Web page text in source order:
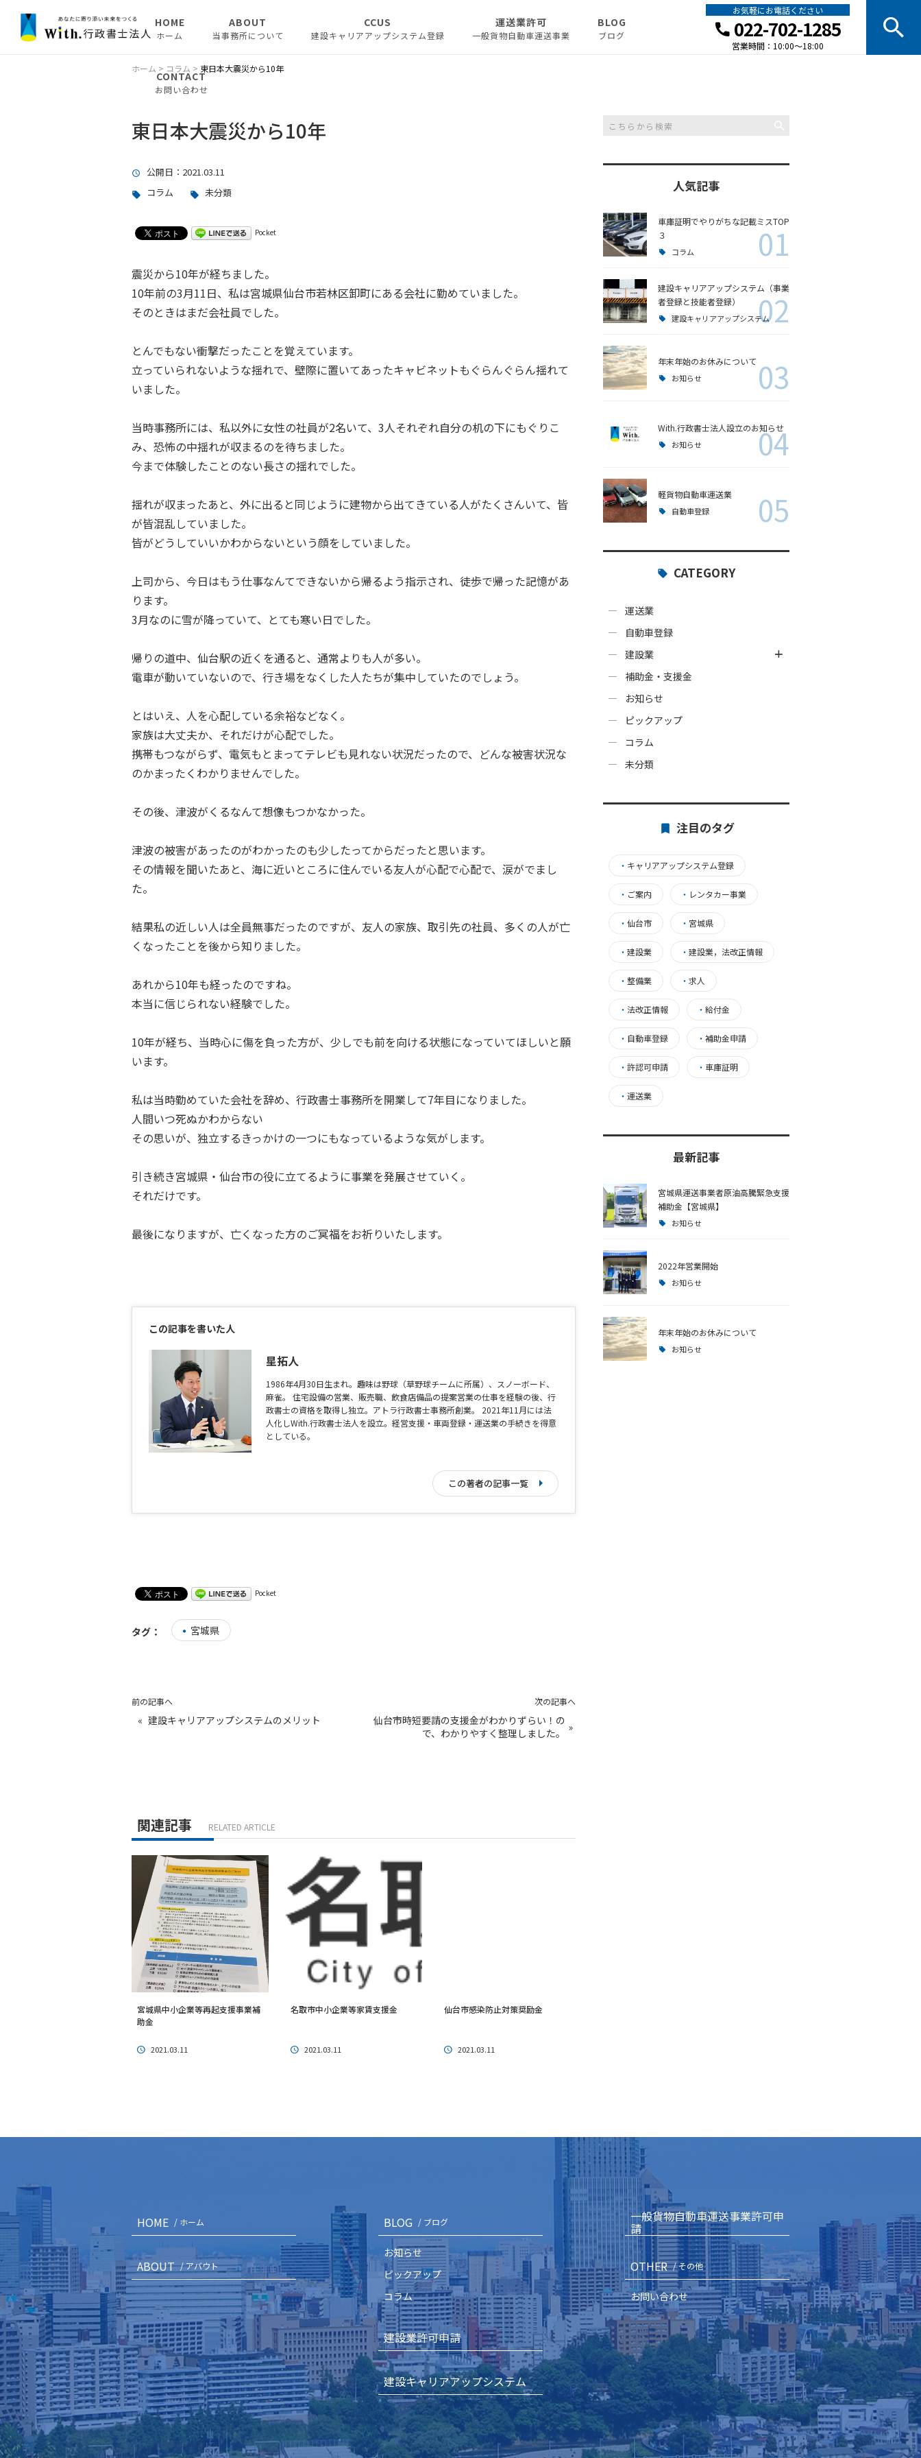
HOME
ホーム
ABOUT
当事務所について
CCUS
建設キャリアアップシステム登録
運送業許可
一般貨物自動車運送事業
BLOG
ブログ
CONTACT
お問い合わせ
お気軽にお電話ください
022-702-1285
営業時間：10:00～18:00
ホーム > コラム > 東日本大震災から10年
東日本大震災から10年
公開日 ：2021.03.11
コラム
未分類
Pocket
震災から10年が経ちました。
10年前の3月11日、私は宮城県仙台市若林区卸町にある会社に勤めていました。
そのときはまだ会社員でした。
とんでもない衝撃だったことを覚えています。
立っていられないような揺れで、壁際に置いてあったキャビネットもぐらんぐらん揺れて
いました。
当時事務所には、私以外に女性の社員が2名いて、3人それぞれ自分の机の下にもぐりこ
み、恐怖の中揺れが収まるのを待ちました。
今まで体験したことのない長さの揺れでした。
揺れが収まったあと、外に出ると同じように建物から出てきている人がたくさんいて、皆
が皆混乱していました。
皆がどうしていいかわからないという顔をしていました。
上司から、今日はもう仕事なんてできないから帰るよう指示され、徒歩で帰った記憶があ
ります。
3月なのに雪が降っていて、とても寒い日でした。
帰りの道中、仙台駅の近くを通ると、通常よりも人が多い。
電車が動いていないので、行き場をなくした人たちが集中していたのでしょう。
とはいえ、人を心配している余裕などなく。
家族は大丈夫か、それだけが心配でした。
携帯もつながらず、電気もとまってテレビも見れない状況だったので、どんな被害状況な
のかまったくわかりませんでした。
その後、津波がくるなんて想像もつかなかった。
津波の被害があったのがわかったのも少したってからだったと思います。
その情報を聞いたあと、海に近いところに住んでいる友人が心配で心配で、涙がでまし
た。
結果私の近しい人は全員無事だったのですが、友人の家族、取引先の社員、多くの人が亡
くなったことを後から知りました。
あれから10年も経ったのですね。
本当に信じられない経験でした。
10年が経ち、当時心に傷を負った方が、少しでも前を向ける状態になっていてほしいと願
います。
私は当時勤めていた会社を辞め、行政書士事務所を開業して7年目になりました。
人間いつ死ぬかわからない
その思いが、独立するきっかけの一つにもなっているような気がします。
引き続き宮城県・仙台市の役に立てるように事業を発展させていく。
それだけです。
最後になりますが、亡くなった方のご冥福をお祈りいたします。
この記事を書いた人
星拓人
1986年4月30日生まれ。趣味は野球（草野球チームに所属）、スノーボード、
麻雀。 住宅設備の営業、販売職、飲食店備品の提案営業の仕事を経験の後、行
政書士の資格を取得し独立。アトラ行政書士事務所創業。 2021年11月には法
人化しWith.行政書士法人を設立。経営支援・車両登録・運送業の手続きを得意
としている。
この著者の記事一覧
Pocket
タグ： 宮城県
前の記事へ
« 建設キャリアアップシステムのメリット
次の記事へ
仙台市時短要請の支援金がわかりずらい！の
で、わかりやすく整理しました。
»
関連記事 RELATED ARTICLE
宮城県中小企業等再起支援事業補
助金
2021.03.11
名取市中小企業等家賃支援金
2021.03.11
仙台市感染防止対策奨励金
2021.03.11
人気記事
車庫証明でやりがちな記載ミスTOP
３
コラム 01
建設キャリアアップシステム（事業
者登録と技能者登録）
建設キャリアアップシステム02
年末年始のお休みについて
お知らせ 03
With.行政書士法人設立のお知らせ
お知らせ 04
軽貨物自動車運送業
自動車登録 05
CATEGORY
運送業
自動車登録
建設業
補助金・支援金
お知らせ
ピックアップ
コラム
未分類
注目のタグ
・ キャリアアップシステム登録
・ ご案内 ・ レンタカー事業
・ 仙台市 ・ 宮城県
・ 建設業 ・ 建設業，法改正情報
・ 整備業 ・ 求人
・ 法改正情報 ・ 給付金
・ 自動車登録 ・ 補助金申請
・ 許認可申請 ・ 車庫証明
・ 運送業
最新記事
宮城県運送事業者原油高騰緊急支援
補助金【宮城県】
お知らせ
2022年営業開始
お知らせ
年末年始のお休みについて
お知らせ
HOME / ホーム
ABOUT / アバウト
BLOG / ブログ
お知らせ
ピックアップ
コラム
建設業許可申請
建設キャリアアップシステム
一般貨物自動車運送事業許可申
請
OTHER / その他
お問い合わせ